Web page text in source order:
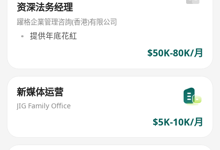
资深法务经理
躍格企業管理咨詢(香港)有限公司
提供年底花紅
$50K-80K/月
新媒体运营
JIG Family Office
$5K-10K/月